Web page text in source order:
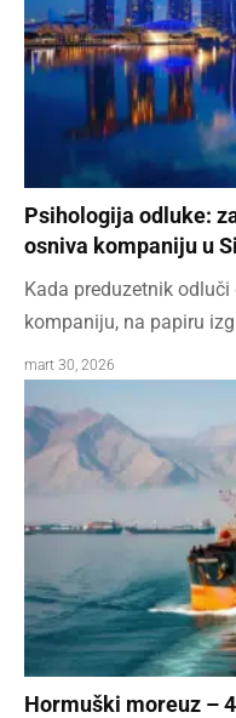
Psihologija odluke:
osniva kompaniju u
Kada preduzetnik
kompaniju, na papiru
mart 30, 2026
Hormuški moreuz –